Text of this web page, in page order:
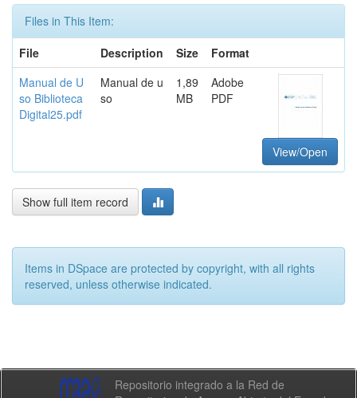
Files in This Item:
File
Description Size
Format
Manual de U
so Biblioteca
Digital25.pdf
Manual de u
so
1,89
MB
Adobe
PDF
View/Open
Show full item record
Items in DSpace are protected by copyright, with all rights
reserved, unless otherwise indicated.
Repositorio integrado a la Red de